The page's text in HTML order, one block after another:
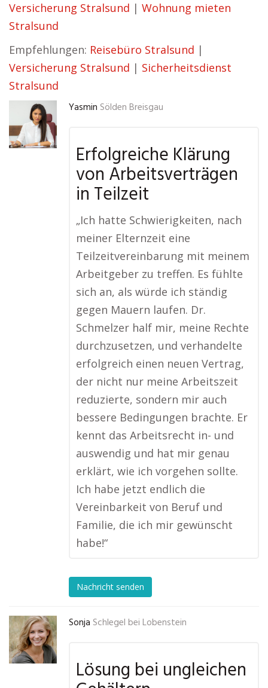
Versicherung Stralsund | Wohnung mieten
Stralsund
Empfehlungen: Reisebüro Stralsund |
Versicherung Stralsund | Sicherheitsdienst
Stralsund
Yasmin Sölden Breisgau
Erfolgreiche Klärung
von Arbeitsverträgen
in Teilzeit
„Ich hatte Schwierigkeiten, nach
meiner Elternzeit eine
Teilzeitvereinbarung mit meinem
Arbeitgeber zu treffen. Es fühlte
sich an, als würde ich ständig
gegen Mauern laufen. Dr.
Schmelzer half mir, meine Rechte
durchzusetzen, und verhandelte
erfolgreich einen neuen Vertrag,
der nicht nur meine Arbeitszeit
reduzierte, sondern mir auch
bessere Bedingungen brachte. Er
kennt das Arbeitsrecht in- und
auswendig und hat mir genau
erklärt, wie ich vorgehen sollte.
Ich habe jetzt endlich die
Vereinbarkeit von Beruf und
Familie, die ich mir gewünscht
habe!“
Nachricht senden
Sonja Schlegel bei Lobenstein
Lösung bei ungleichen